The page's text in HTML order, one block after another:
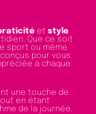
et style
Que ce soit
sport ou même
pour vous
à chaque
une touche de
en étant
de la journée.